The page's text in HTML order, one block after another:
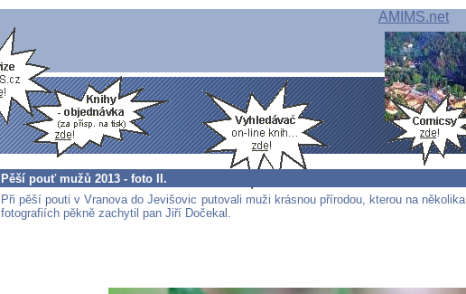
AMIMS.net
Pěší pouť mužů 2013 - foto II.
Při pěší pouti v Vranova do Jevišovic putovali muži krásnou přírodou, kterou na několika
fotografiích pěkně zachytil pan Jiří Dočekal.